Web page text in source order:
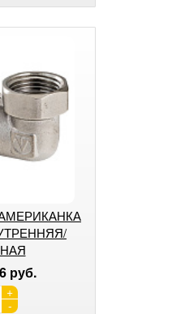
руб.
+
-